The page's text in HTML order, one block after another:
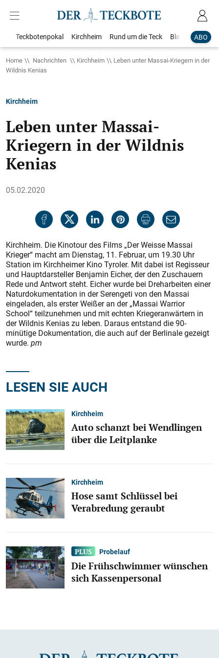
ABO
Teckbotenpokal Kirchheim Rund um die Teck Blaulicht
Home Nachrichten Kirchheim
Leben unter Massai-Kriegern in der
Wildnis Kenias
Kirchheim
Leben unter Massai-
Kriegern in der Wildnis
Kenias
05.02.2020
Kirchheim. Die Kinotour des Films „Der Weisse Massai
Krieger“ macht am Dienstag, 11. Februar, um 19.30 Uhr
Station im Kirchheimer Kino Tyroler. Mit dabei ist Regisseur
und Hauptdarsteller Benjamin Eicher, der den Zuschauern
Rede und Antwort steht. Eicher wurde bei Dreharbeiten einer
Naturdokumentation in der Serengeti von den Massai
eingeladen, als ers­ter Weißer an der „Massai Warrior
School“ teilzunehmen und mit echten Kriegeranwärtern in
der Wildnis Kenias zu leben. Daraus entstand die 90-
minütige Dokumentation, die auch auf der Berlinale gezeigt
wurde. pm
LESEN SIE AUCH
Kirchheim
Auto schanzt bei Wendlingen
über die Leitplanke
Kirchheim
Hose samt Schlüssel bei
Verabredung geraubt
Probelauf
Die Frühschwimmer wünschen
sich Kassenpersonal